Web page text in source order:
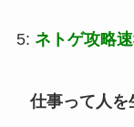
5: ネトゲ攻略
仕事って人を